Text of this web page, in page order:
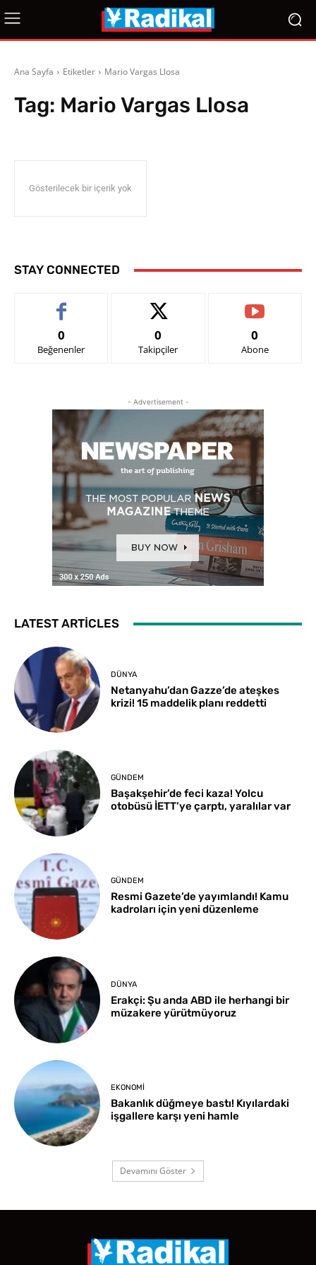
Ana Sayfa Etiketler Mario Vargas Llosa
Tag: Mario Vargas Llosa
Gösterilecek bir içerik yok
STAY CONNECTED
0
Beğenenler
0
Takipçiler
0
Abone
- Advertisement -
LATEST ARTICLES
DÜNYA
Netanyahu’dan Gazze’de ateşkes
krizi! 15 maddelik planı reddetti
GÜNDEM
Başakşehir’de feci kaza! Yolcu
otobüsü İETT’ye çarptı, yaralılar var
GÜNDEM
Resmi Gazete’de yayımlandı! Kamu
kadroları için yeni düzenleme
DÜNYA
Erakçi: Şu anda ABD ile herhangi bir
müzakere yürütmüyoruz
EKONOMI
Bakanlık düğmeye bastı! Kıyılardaki
işgallere karşı yeni hamle
Devamını Göster